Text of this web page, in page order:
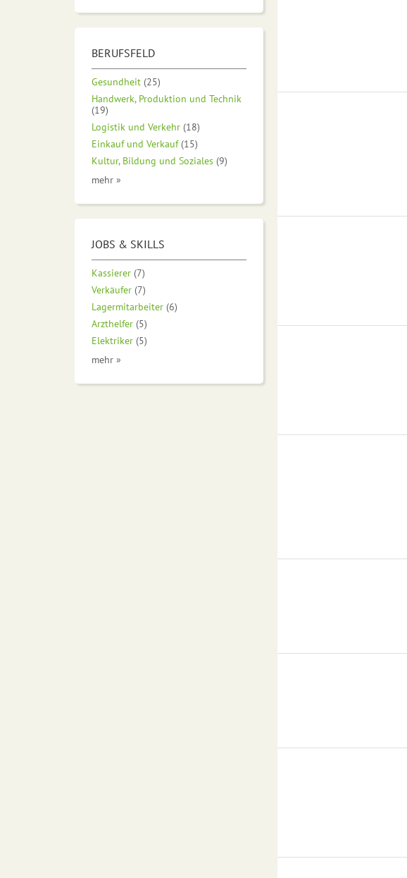
BERUFSFELD
Gesundheit (25)
Handwerk, Produktion und Technik
(19)
Logistik und Verkehr (18)
Einkauf und Verkauf (15)
Kultur, Bildung und Soziales (9)
mehr »
JOBS & SKILLS
Kassierer (7)
Verkäufer (7)
Lagermitarbeiter (6)
Arzthelfer (5)
Elektriker (5)
mehr »